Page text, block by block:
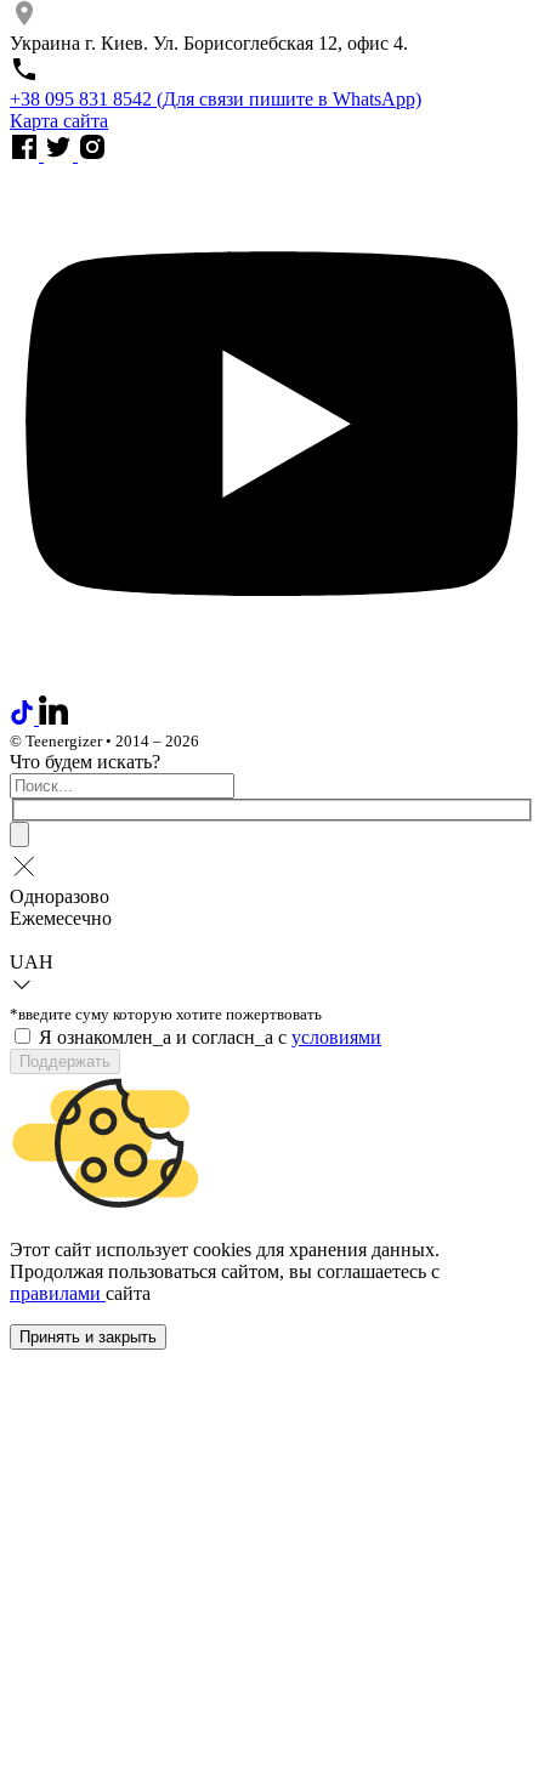
Украина г. Киев. Ул. Борисоглебская 12, офис 4.
⁨+38 095 831 8542⁩ (Для связи пишите в WhatsApp)
Карта сайта
© Teenergizer • 2014 – 2026
Что будем искать?
Одноразово
Ежемесечно
UAH
*введите суму которую хотите пожертвовать
Я ознакомлен_а и согласн_а c условиями
Поддержать
Этот сайт использует cookies для хранения данных.
Продолжая пользоваться сайтом, вы соглашаетесь с
правилами сайта
Принять и закрыть